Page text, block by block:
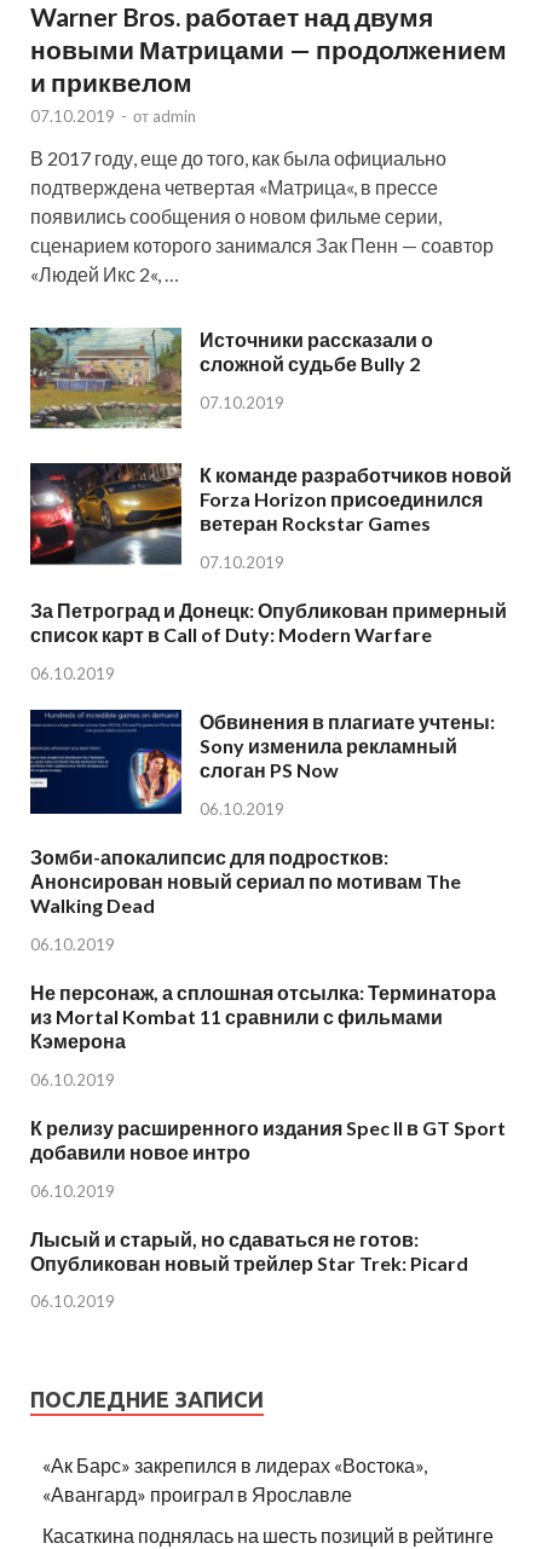
Warner Bros. работает над двумя
новыми Матрицами — продолжением
и приквелом
07.10.2019 - от admin
В 2017 году, еще до того, как была официально
подтверждена четвертая «Матрица«, в прессе
появились сообщения о новом фильме серии,
сценарием которого занимался Зак Пенн — соавтор
«Людей Икс 2«, …
Источники рассказали о
сложной судьбе Bully 2
07.10.2019
К команде разработчиков новой
Forza Horizon присоединился
ветеран Rockstar Games
07.10.2019
За Петроград и Донецк: Опубликован примерный
список карт в Call of Duty: Modern Warfare
06.10.2019
Обвинения в плагиате учтены:
Sony изменила рекламный
слоган PS Now
06.10.2019
Зомби-апокалипсис для подростков:
Анонсирован новый сериал по мотивам The
Walking Dead
06.10.2019
Не персонаж, а сплошная отсылка: Терминатора
из Mortal Kombat 11 сравнили с фильмами
Кэмерона
06.10.2019
К релизу расширенного издания Spec II в GT Sport
добавили новое интро
06.10.2019
Лысый и старый, но сдаваться не готов:
Опубликован новый трейлер Star Trek: Picard
06.10.2019
ПОСЛЕДНИЕ ЗАПИСИ
«Ак Барс» закрепился в лидерах «Востока»,
«Авангард» проиграл в Ярославле
Касаткина поднялась на шесть позиций в рейтинге